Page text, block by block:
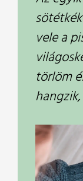
vele a
törlöm